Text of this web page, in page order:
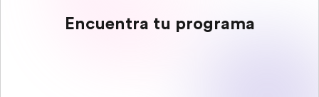
Encuentra tu programa